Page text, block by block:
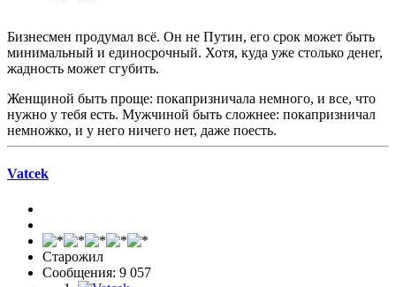
Бизнесмен продумал всё. Он не Путин, его срок может быть
минимальный и единосрочный. Хотя, куда уже столько денег,
жадность может сгубить.
Женщиной быть проще: покапризничала немного, и все, что
нужно у тебя есть. Мужчиной быть сложнее: покапризничал
немножко, и у него ничего нет, даже поесть.
Vatcek
Старожил
Сообщения: 9 057